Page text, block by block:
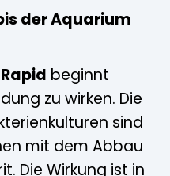
der Aquarium
beginnt
zu wirken. Die
sind
mit dem Abbau
Die Wirkung ist in